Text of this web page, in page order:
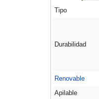
Tipo
Durabilidad
Renovable
Apilable